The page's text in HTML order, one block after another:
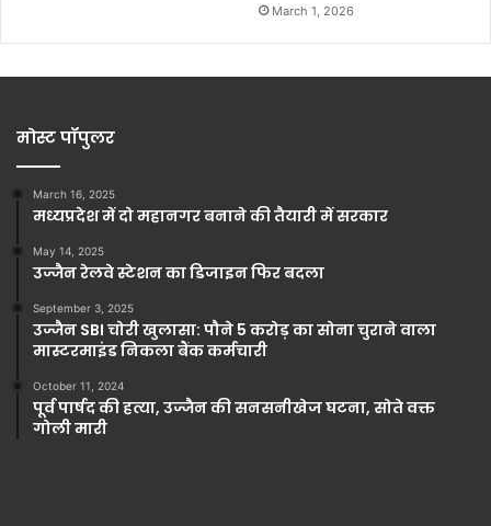
March 1, 2026
मोस्ट पॉपुलर
March 16, 2025
मध्यप्रदेश में दो महानगर बनाने की तैयारी में सरकार
May 14, 2025
उज्जैन रेलवे स्टेशन का डिजाइन फिर बदला
September 3, 2025
उज्जैन SBI चोरी खुलासा: पौने 5 करोड़ का सोना चुराने वाला
मास्टरमाइंड निकला बैंक कर्मचारी
October 11, 2024
पूर्व पार्षद की हत्या, उज्जैन की सनसनीखेज घटना, सोते वक्त
गोली मारी